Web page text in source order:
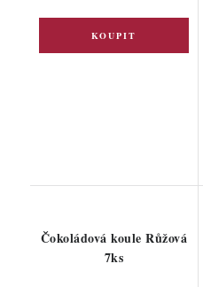
Čokoládová koule Růžová
7ks